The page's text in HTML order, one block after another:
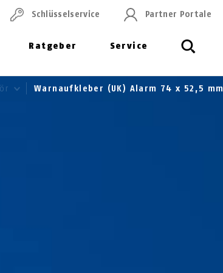
Ratgeber Service
Schlüssel­service Partner Portale
Warnaufkleber (UK) Alarm 74 x 52,5 mm